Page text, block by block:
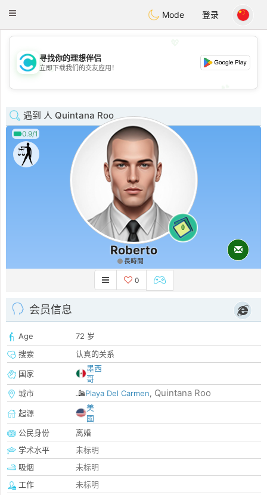
Citas
Toggle
Mode 登录
💖
寻找你的理想伴侣
立即下载我们的交友应用！
遇到 人 Quintana Roo
0.9/1
0
Roberto
長時間
0
会员信息
Age
72 岁
搜索
认真的关系
国家
墨西
哥
城市
Playa Del Carmen, Quintana Roo
起源
美
國
公民身份
离婚
学术水平
未标明
吸烟
未标明
工作
未标明